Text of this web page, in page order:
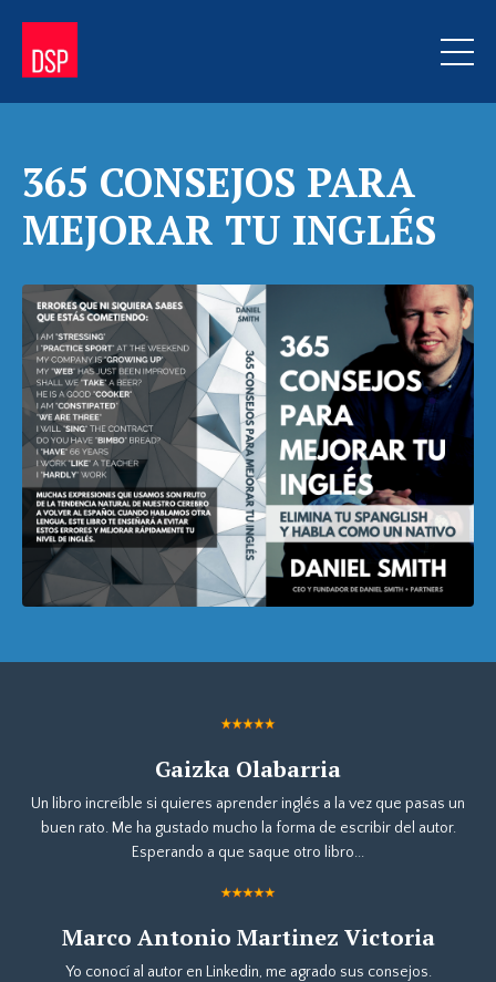
365 CONSEJOS PARA
MEJORAR TU INGLÉS
Gaizka Olabarria
Un libro increíble si quieres aprender inglés a la vez que pasas un
buen rato. Me ha gustado mucho la forma de escribir del autor.
Esperando a que saque otro libro...
Marco Antonio Martinez Victoria
Yo conocí al autor en Linkedin, me agrado sus consejos.